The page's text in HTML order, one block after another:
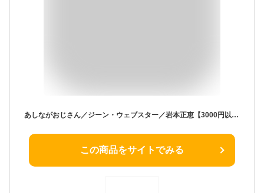
あしながおじさん／ジーン・ウェブスター／岩本正恵【3000円以上送料無料】
この商品をサイトでみる